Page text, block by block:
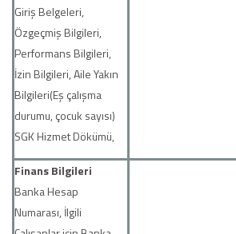
Giriş Belgeleri,
Özgeçmiş Bilgileri,
Performans Bilgileri,
İzin Bilgileri, Aile Yakın
Bilgileri(Eş çalışma
durumu, çocuk sayısı)
SGK Hizmet Dökümü,
Finans Bilgileri
Banka Hesap
Numarası, İlgili